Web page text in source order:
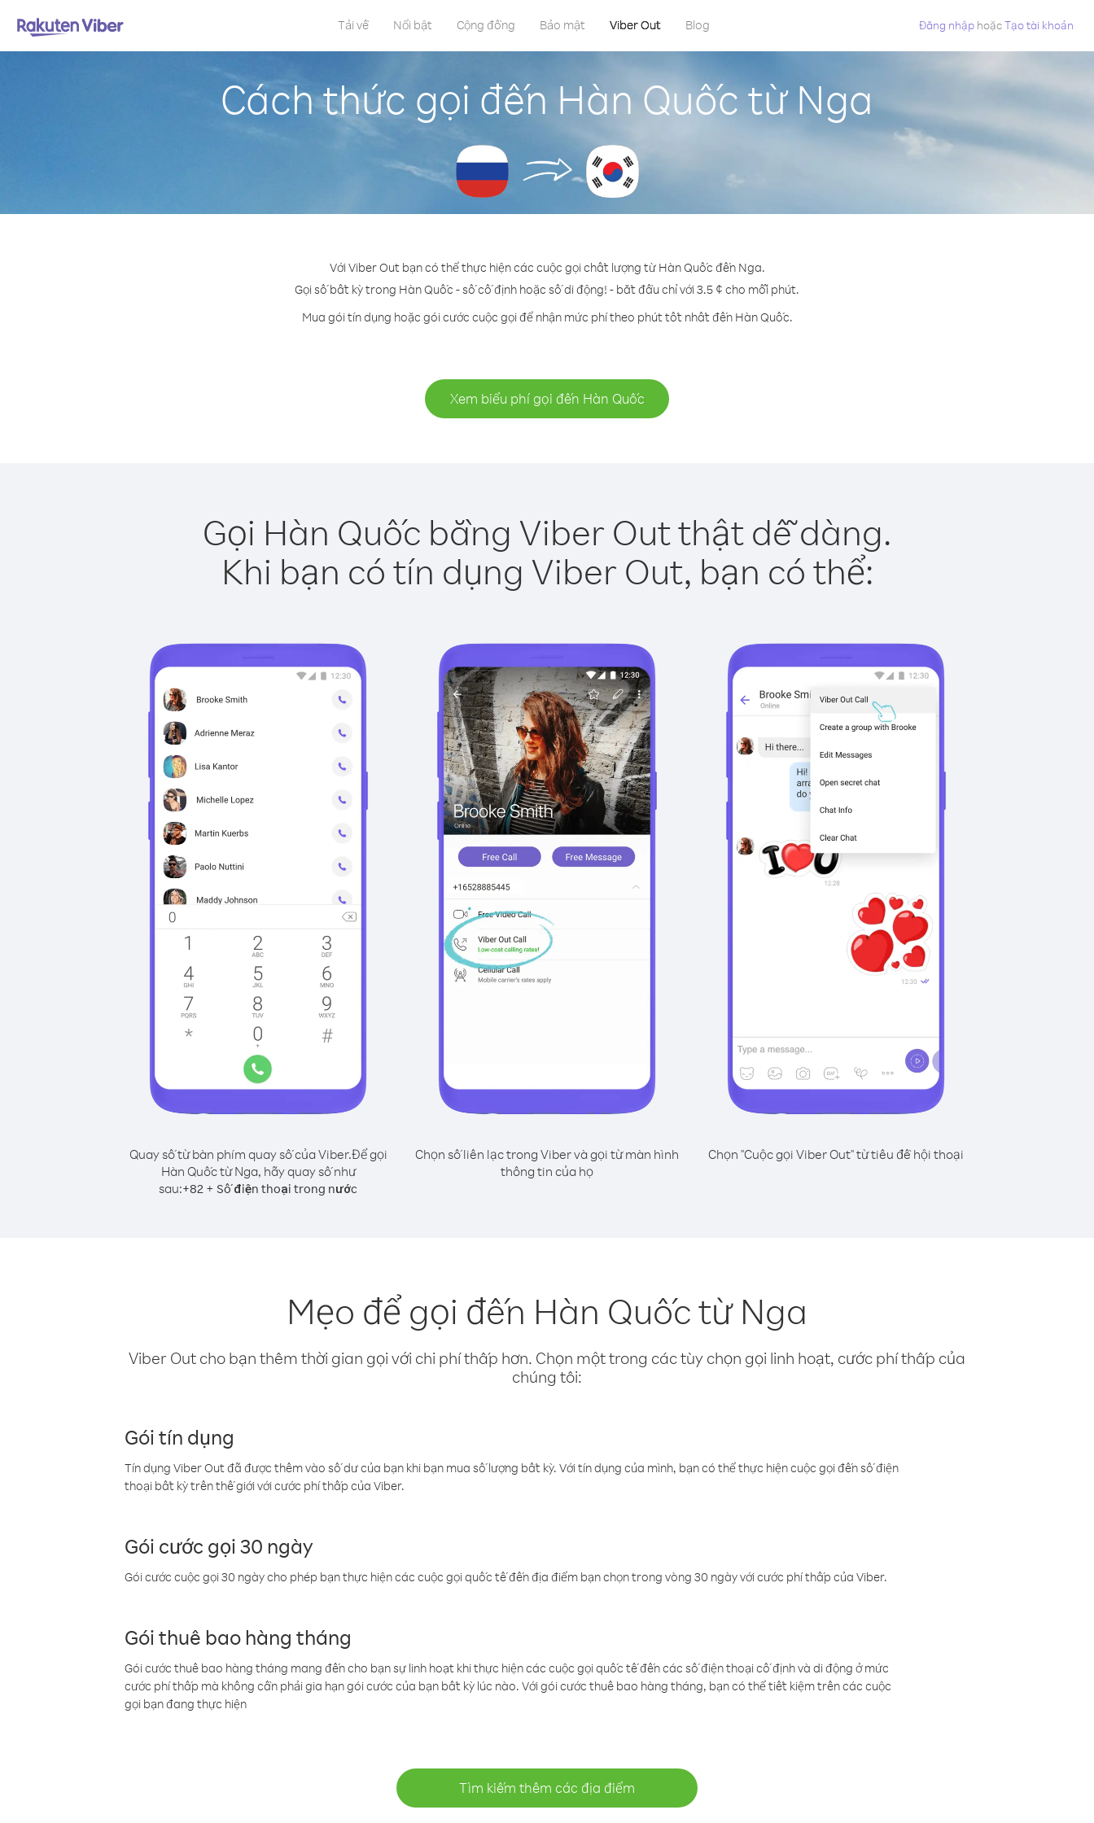
Tải về Nổi bật Cộng đồng Bảo mật Viber Out Blog Đăng nhập hoặcTạo tài khoản
Cách thức gọi đến Hàn Quốc từ Nga
Với Viber Out bạn có thể thực hiện các cuộc gọi chất lượng từ Hàn Quốc đến Nga.
Gọi số bất kỳ trong Hàn Quốc - số cố định hoặc số di động! - bắt đầu chỉ với 3.5 ¢ cho mỗi phút.
Mua gói tín dụng hoặc gói cước cuộc gọi để nhận mức phí theo phút tốt nhất đến Hàn Quốc.
Xem biểu phí gọi đến Hàn Quốc
Gọi Hàn Quốc bằng Viber Out thật dễ dàng.
Khi bạn có tín dụng Viber Out, bạn có thể:
Quay số từ bàn phím quay số của Viber.Để gọi
Hàn Quốc từ Nga, hãy quay số như
sau:+82 + Số điện thoại trong nước
Chọn số liên lạc trong Viber và gọi từ màn hình
thông tin của họ
Chọn "Cuộc gọi Viber Out" từ tiêu đề hội thoại
Mẹo để gọi đến Hàn Quốc từ Nga
Viber Out cho bạn thêm thời gian gọi với chi phí thấp hơn. Chọn một trong các tùy chọn gọi linh hoạt, cước phí thấp của
chúng tôi:
Gói tín dụng
Tín dụng Viber Out đã được thêm vào số dư của bạn khi bạn mua số lượng bất kỳ. Với tín dụng của mình, bạn có thể thực hiện cuộc gọi đến số điện
thoại bất kỳ trên thế giới với cước phí thấp của Viber.
Gói cước gọi 30 ngày
Gói cước cuộc gọi 30 ngày cho phép bạn thực hiện các cuộc gọi quốc tế đến địa điểm bạn chọn trong vòng 30 ngày với cước phí thấp của Viber.
Gói thuê bao hàng tháng
Gói cước thuê bao hàng tháng mang đến cho bạn sự linh hoạt khi thực hiện các cuộc gọi quốc tế đến các số điện thoại cố định và di động ở mức
cước phí thấp mà không cần phải gia hạn gói cước của bạn bất kỳ lúc nào. Với gói cước thuê bao hàng tháng, bạn có thể tiết kiệm trên các cuộc
gọi bạn đang thực hiện
Tìm kiếm thêm các địa điểm